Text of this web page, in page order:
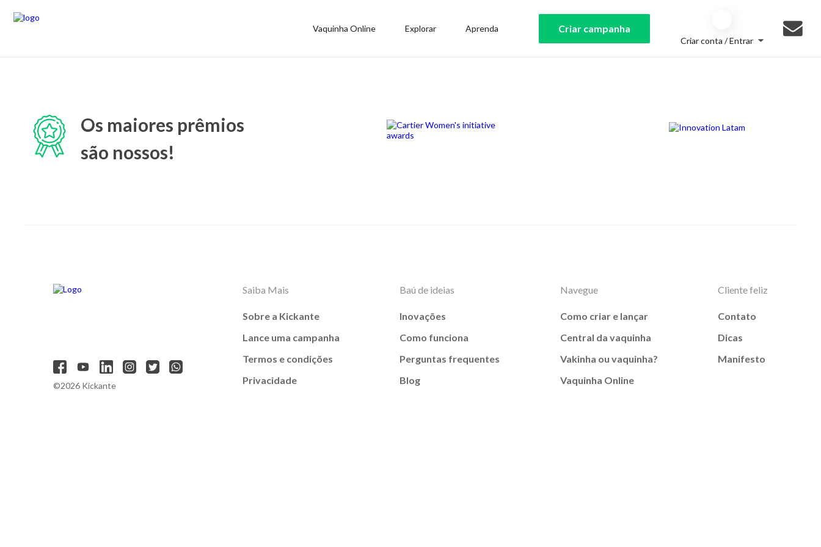
Vaquinha Online Explorar Aprenda Criar campanha
Criar conta / Entrar
Os maiores prêmios
são nossos!
©2026 Kickante
Saiba Mais
Sobre a Kickante
Lance uma campanha
Termos e condições
Privacidade
Baú de ideias
Inovações
Como funciona
Perguntas frequentes
Blog
Navegue
Como criar e lançar
Central da vaquinha
Vakinha ou vaquinha?
Vaquinha Online
Cliente feliz
Contato
Dicas
Manifesto